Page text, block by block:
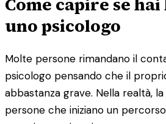
uno psicologo
Molte persone rimandano il
psicologo pensando che il
abbastanza grave. Nella realtà,
persone che iniziano un